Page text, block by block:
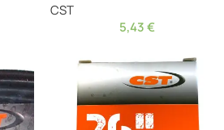
CST
5,43€